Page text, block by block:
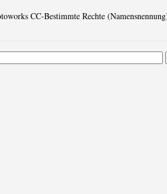
CC-Bestimmte Rechte